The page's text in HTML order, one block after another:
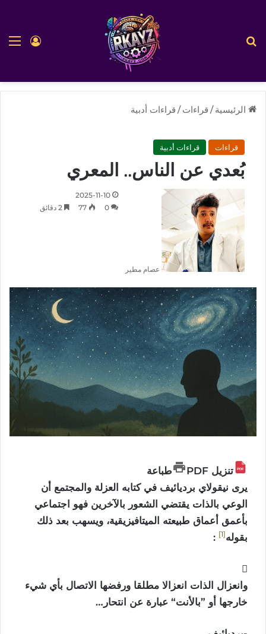
تسجيل
الرئيسية / قراءات / قراءات أدبية
قراءات قراءات أدبية
بُعدي عن الناس.. المعري
عصام مطير
2025-11-10
0
77
تنزيل PDF
طباعة
يرى نيقولاي برديائيف في كتابه العزلة والمجتمع أن
الوعي بالذات يقتضي الشعور بالآخرين فهو اجتماعي
بأعمق أعماق طبيعته الميتافيزيقية، ويسهب بعد ذلك
بقوله 1
:
وانعزال الذات انعزالا مطلقا ورفضها الاتصال بأي شيء
خارجها أو ”بالأنت“ عبارة عن انتحار…